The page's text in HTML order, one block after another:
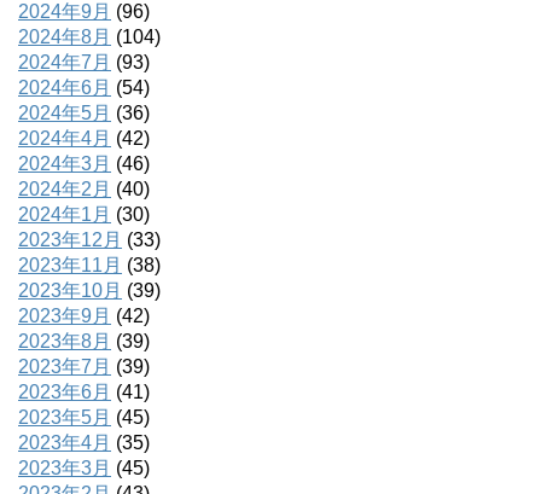
2024年9月 (96)
2024年8月 (104)
2024年7月 (93)
2024年6月 (54)
2024年5月 (36)
2024年4月 (42)
2024年3月 (46)
2024年2月 (40)
2024年1月 (30)
2023年12月 (33)
2023年11月 (38)
2023年10月 (39)
2023年9月 (42)
2023年8月 (39)
2023年7月 (39)
2023年6月 (41)
2023年5月 (45)
2023年4月 (35)
2023年3月 (45)